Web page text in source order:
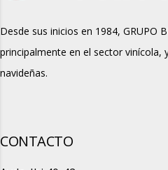
Desde sus inicios en 1984, GRUPO
principalmente en el sector vinícola,
navideñas.
CONTACTO